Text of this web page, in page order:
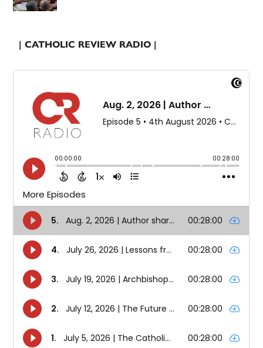
| CATHOLIC REVIEW RADIO |